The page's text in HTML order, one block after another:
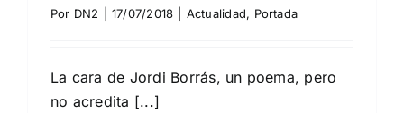
Por DN2 17/07/2018 Actualidad, Portada
La cara de Jordi Borrás, un poema, pero
no acredita [...]